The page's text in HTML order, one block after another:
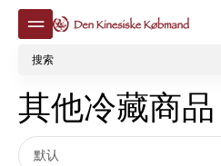
其他冷藏商品
默认